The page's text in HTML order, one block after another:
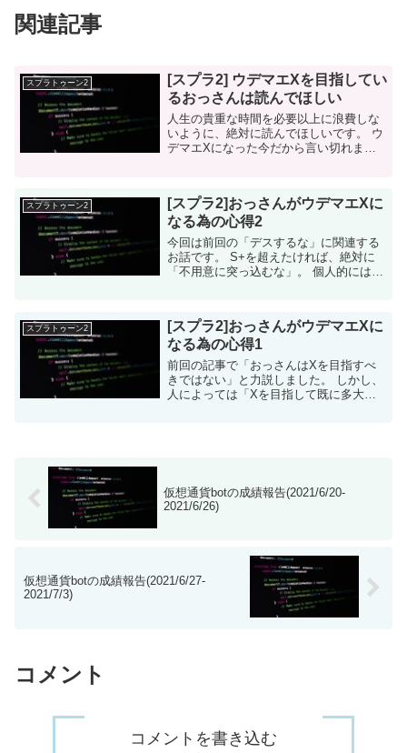
関連記事
スプラトゥーン2
[スプラ2] ウデマエXを目指してい
るおっさんは読んでほしい
人生の貴重な時間を必要以上に浪費しな
いように、絶対に読んでほしいです。 ウ
デマエXになった今だから言い切れます
言いましたが、繰り返します...
スプラトゥーン2
[スプラ2]おっさんがウデマエXに
なる為の心得2
今回は前回の「デスするな」に関連する
お話です。 S+を超えたければ、絶対に
「不用意に突っ込むな」。 個人的には
反射で突っ込んでいる人が多いです。 ...
スプラトゥーン2
[スプラ2]おっさんがウデマエXに
なる為の心得1
前回の記事で「おっさんはXを目指すべ
きではない」と力説しました。 しかし、
人によっては「Xを目指して既に多大な
仮想通貨botの成績報告(2021/6/20-
2021/6/26)
仮想通貨botの成績報告(2021/6/27-
2021/7/3)
コメント
コメントを書き込む